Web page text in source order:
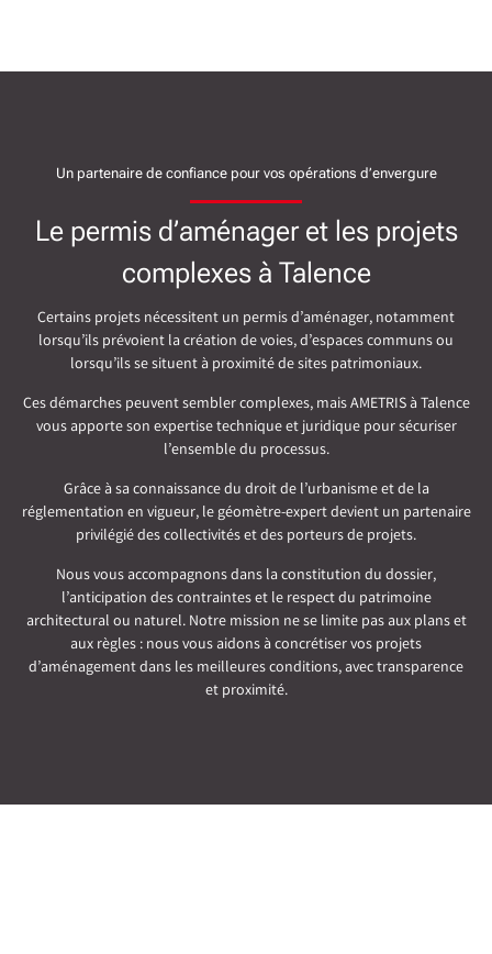
Un partenaire de confiance pour vos opérations d’envergure
Le permis d’aménager et les projets
complexes à Talence
Certains projets nécessitent un permis d’aménager, notamment
lorsqu’ils prévoient la création de voies, d’espaces communs ou
lorsqu’ils se situent à proximité de sites patrimoniaux.
Ces démarches peuvent sembler complexes, mais AMETRIS à Talence
vous apporte son expertise technique et juridique pour sécuriser
l’ensemble du processus.
Grâce à sa connaissance du droit de l’urbanisme et de la
réglementation en vigueur, le géomètre-expert devient un partenaire
privilégié des collectivités et des porteurs de projets.
Nous vous accompagnons dans la constitution du dossier,
l’anticipation des contraintes et le respect du patrimoine
architectural ou naturel. Notre mission ne se limite pas aux plans et
aux règles : nous vous aidons à concrétiser vos projets
d’aménagement dans les meilleures conditions, avec transparence
et proximité.